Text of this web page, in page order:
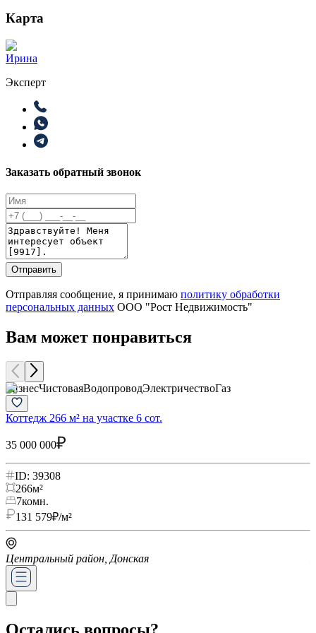
Карта
Ирина
Эксперт
Заказать обратный звонок
Отправить
Отправляя сообщение, я принимаю политику обработки
персональных данных ООО "Рост Недвижимость"
Вам может понравиться
БизнесЧистоваяВодопроводЭлектричествоГаз
Коттедж 266 м² на участке 6 сот.
35 000 000
ID: 39308
266м²
7комн.
131 579₽/м²
Центральный район, Донская